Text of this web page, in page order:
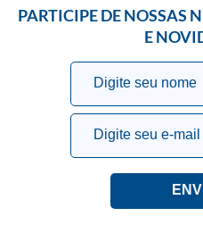
PARTICIPE DE NOSSAS
E